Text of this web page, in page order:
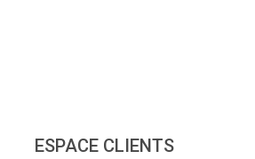
ESPACE CLIENTS